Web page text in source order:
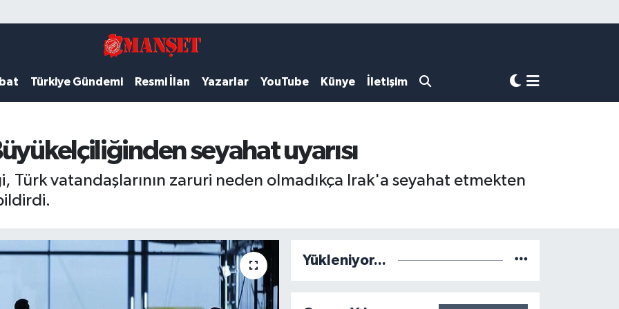
Türkiye Gündemi Resmi İlan Yazarlar YouTube Künye İletişim
seyahat uyarısı
Türk vatandaşlarının zaruri neden olmadıkça Irak'a seyahat etmekten
Yükleniyor...